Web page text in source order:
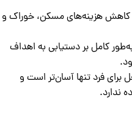
کاهش هزینه‌های مسکن، خوراک و
کامل بر دستیابی به اهداف
برای فرد تنها آسان‌تر است و
ندارد.